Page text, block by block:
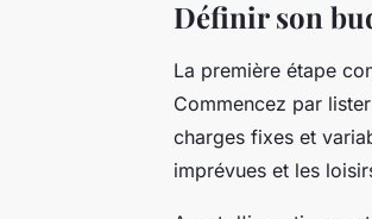
Définir son
La première étape
Commencez par
charges fixes et
imprévues et les